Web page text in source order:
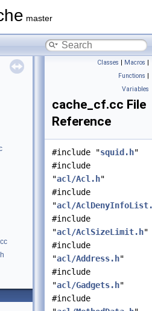
master
Classes | Macros |
Functions |
Variables
cache_cf.cc File
Reference
#include "squid.h"
#include
"acl/Acl.h"
#include
"acl/
#include
"acl/AclSizeLimit.h"
#include
"acl/Address.h"
#include
"acl/Gadgets.h"
#include